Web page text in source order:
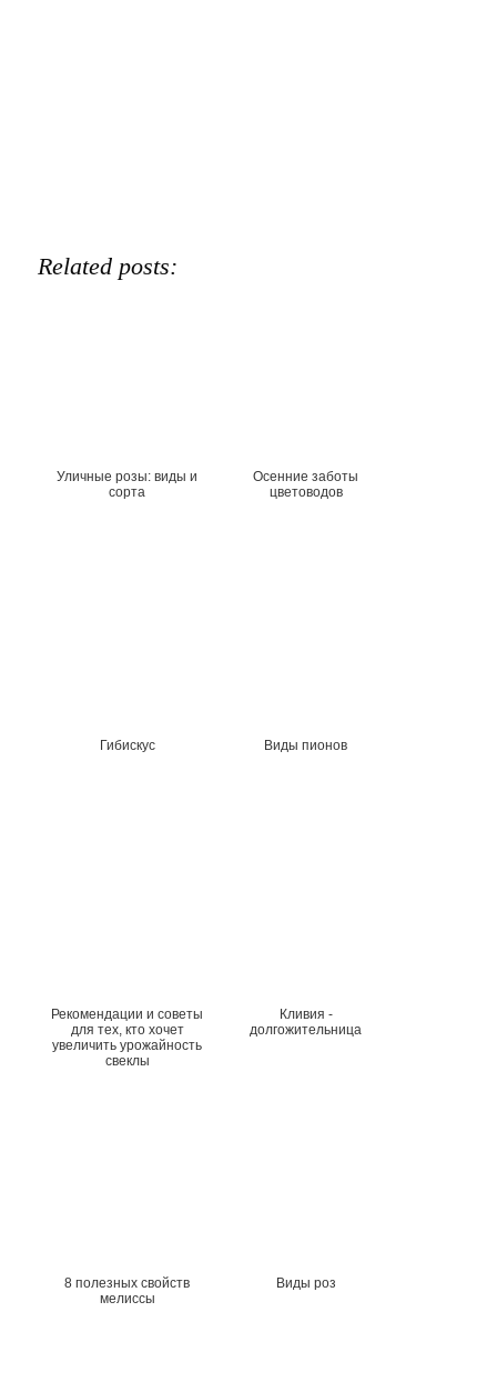
Related posts:
Уличные розы: виды и
сорта
Осенние заботы
цветоводов
Гибискус Виды пионов
Рекомендации и советы
для тех, кто хочет
увеличить урожайность
свеклы
Кливия -
долгожительница
8 полезных свойств
мелиссы
Виды роз